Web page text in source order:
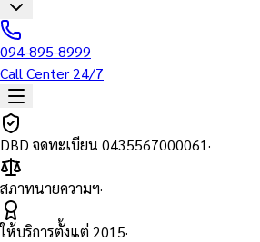
094-895-8999
Call Center 24/7
DBD จดทะเบียน 0435567000061·
สภาทนายความฯ·
ให้บริการตั้งแต่ 2015·